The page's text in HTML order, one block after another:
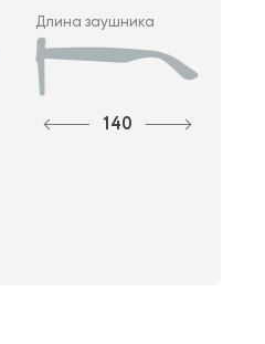
Длина заушника
140